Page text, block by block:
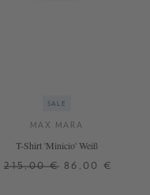
SALE
MAX MARA
T-Shirt 'Minicio' Weiß
215,00 € 86,00 €